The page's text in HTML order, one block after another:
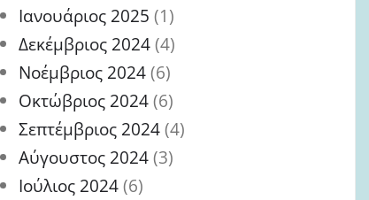
Ιανουάριος 2025 (1)
Δεκέμβριος 2024(4)
Νοέμβριος 2024(6)
Οκτώβριος 2024(6)
Σεπτέμβριος 2024(4)
Αύγουστος 2024(3)
Ιούλιος 2024(6)